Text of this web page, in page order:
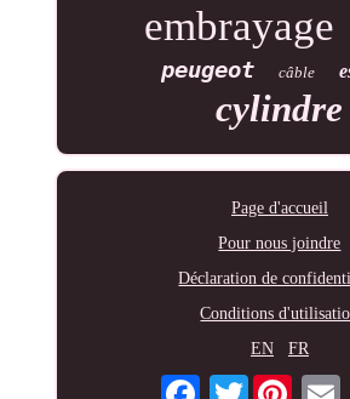
embrayage
peugeot câble
cylindre
Page d'accueil
Pour nous joindre
Déclaration de
Conditions
EN
FR
Twitter